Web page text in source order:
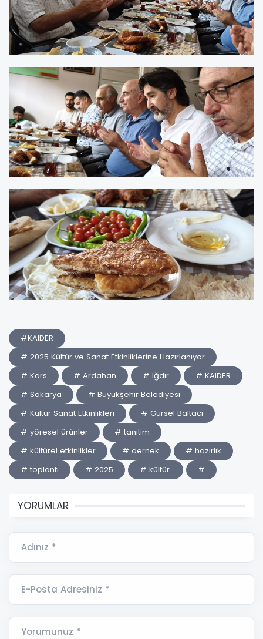
#KAIDER
# 2025 Kültür ve Sanat Etkinliklerine Hazırlanıyor
# Kars
# Ardahan # Iğdır
# KAIDER
# Sakarya
# Büyükşehir Belediyesi
# Kültür Sanat Etkinlikleri
# Gürsel Baltacı
# yöresel ürünler
# tanıtım
# kültürel etkinlikler
# dernek
# hazırlık
# toplantı
# 2025 # kültür. #
YORUMLAR
Adınız *
E-Posta Adresiniz *
Yorumunuz *